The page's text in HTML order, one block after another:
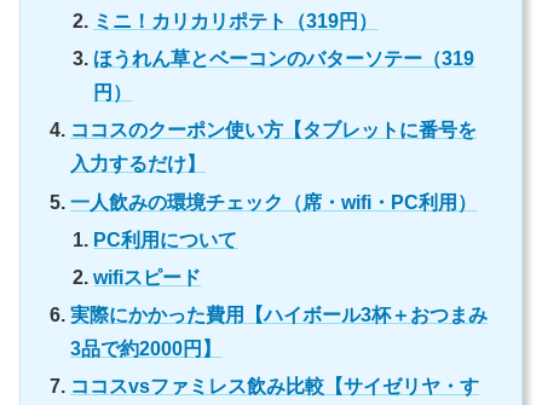
ミニ！カリカリポテト（319円）
ほうれん草とベーコンのバターソテー（319
円）
ココスのクーポン使い方【タブレットに番号を
入力するだけ】
一人飲みの環境チェック（席・wifi・PC利用）
PC利用について
wifiスピード
実際にかかった費用【ハイボール3杯＋おつまみ
3品で約2000円】
ココスvsファミレス飲み比較【サイゼリヤ・す